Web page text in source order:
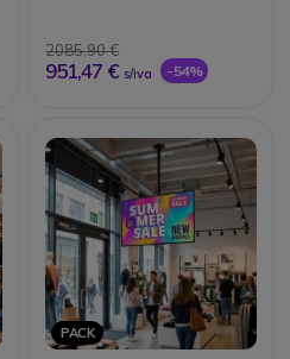
2085,90 €
951,47 € s/iva -54%
PACK